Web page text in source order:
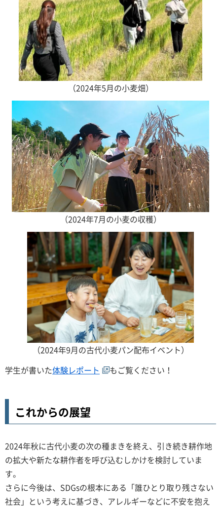
（2024年5月の小麦畑）
（2024年7月の小麦の収穫）
（2024年9月の古代小麦パン配布イベント）
学生が書いた体験レポート もご覧ください！
これからの展望
2024年秋に古代小麦の次の種まきを終え、引き続き耕作地
の拡大や新たな耕作者を呼び込むしかけを検討していま
す。
さらに今後は、SDGsの根本にある「誰ひとり取り残さない
社会」という考えに基づき、アレルギーなどに不安を抱え